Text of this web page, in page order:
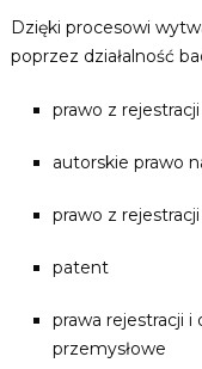
Dzięki procesowi
poprzez działalność
prawo z
autorskie prawo
prawo z
patent
prawa rejestracji
przemysłowe